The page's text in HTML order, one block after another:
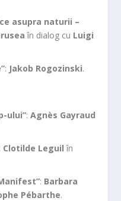
asupra naturii –
în dialog cu Luigi
: Jakob Rogozinski.
ului”:Agnès Gayraud
Clotilde Leguil în
: Barbara
Pébarthe.